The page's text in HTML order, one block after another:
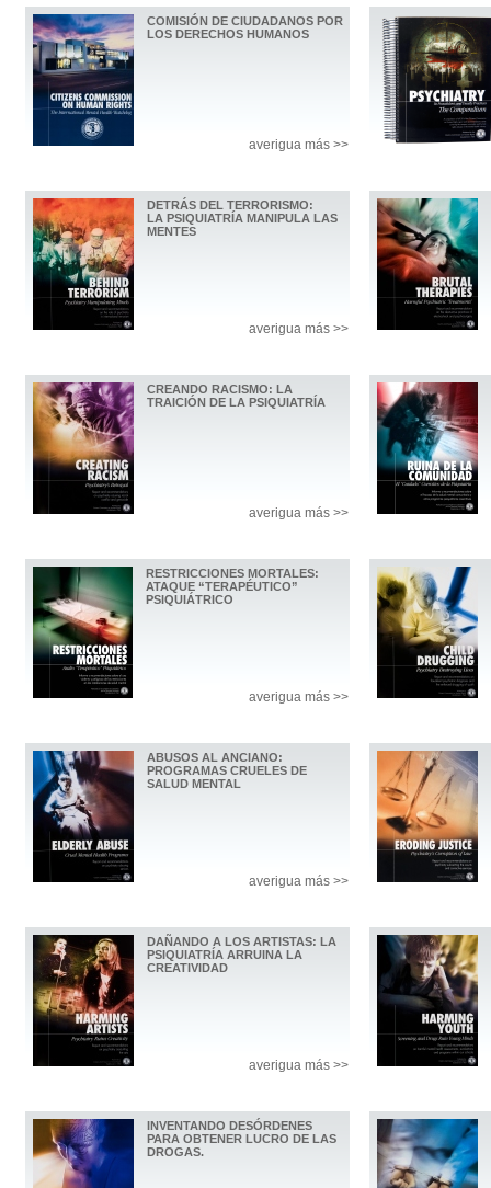
COMISIÓN DE CIUDADANOS POR
LOS DERECHOS HUMANOS
averigua más >>
DETRÁS DEL TERRORISMO:
LA PSIQUIATRÍA MANIPULA LAS
MENTES
averigua más >>
CREANDO RACISMO: LA
TRAICIÓN DE LA PSIQUIATRÍA
averigua más >>
RESTRICCIONES MORTALES:
ATAQUE “TERAPÉUTICO”
PSIQUIÁTRICO
averigua más >>
ABUSOS AL ANCIANO:
PROGRAMAS CRUELES DE
SALUD MENTAL
averigua más >>
DAÑANDO A LOS ARTISTAS: LA
PSIQUIATRÍA ARRUINA LA
CREATIVIDAD
averigua más >>
INVENTANDO DESÓRDENES
PARA OBTENER LUCRO DE LAS
DROGAS.